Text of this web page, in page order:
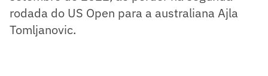
rodada do US Open para a australiana Ajla
Tomljanovic.